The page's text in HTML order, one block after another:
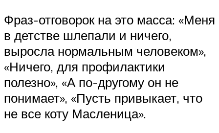
Фраз-отговорок на это масса: «Меня
в детстве шлепали и ничего,
выросла нормальным человеком»,
«Ничего, для профилактики
полезно», «А по-другому он не
понимает», «Пусть привыкает, что
не все коту Масленица».